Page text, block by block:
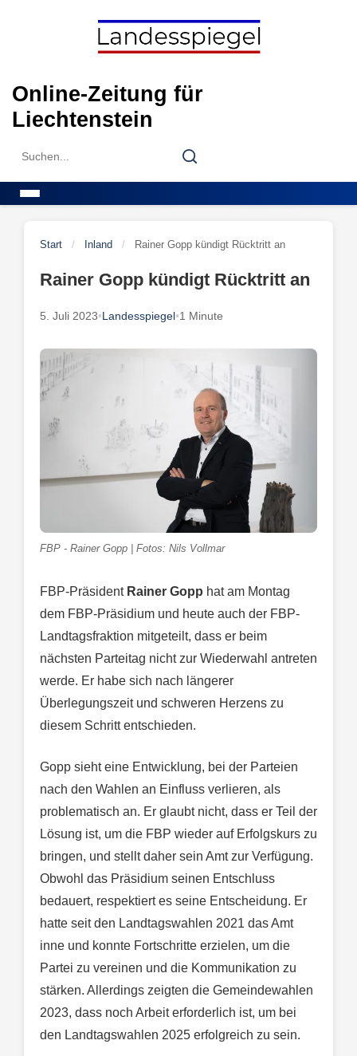
Online-Zeitung für
Liechtenstein
Search
Search
Start / Inland / Rainer Gopp kündigt Rücktritt an
Rainer Gopp kündigt Rücktritt an
5. Juli 2023•Landesspiegel•1 Minute
FBP - Rainer Gopp | Fotos: Nils Vollmar
FBP-Präsident Rainer Gopp hat am Montag
dem FBP-Präsidium und heute auch der FBP-
Landtagsfraktion mitgeteilt, dass er beim
nächsten Parteitag nicht zur Wiederwahl antreten
werde. Er habe sich nach längerer
Überlegungszeit und schweren Herzens zu
diesem Schritt entschieden.
Gopp sieht eine Entwicklung, bei der Parteien
nach den Wahlen an Einfluss verlieren, als
problematisch an. Er glaubt nicht, dass er Teil der
Lösung ist, um die FBP wieder auf Erfolgskurs zu
bringen, und stellt daher sein Amt zur Verfügung.
Obwohl das Präsidium seinen Entschluss
bedauert, respektiert es seine Entscheidung. Er
hatte seit den Landtagswahlen 2021 das Amt
inne und konnte Fortschritte erzielen, um die
Partei zu vereinen und die Kommunikation zu
stärken. Allerdings zeigten die Gemeindewahlen
2023, dass noch Arbeit erforderlich ist, um bei
den Landtagswahlen 2025 erfolgreich zu sein.